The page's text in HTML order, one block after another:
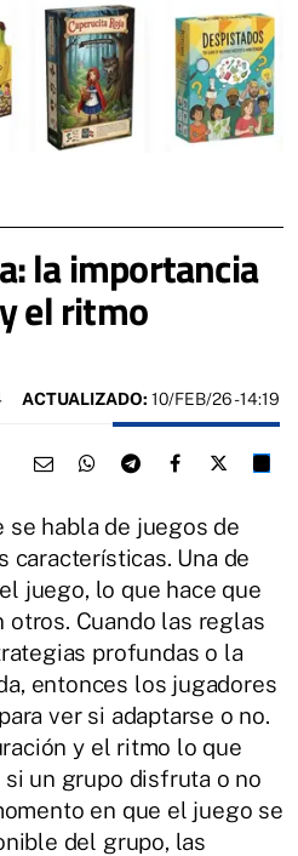
la importancia
el ritmo
ACTUALIZADO: 10/FEB/26 - 14:19
se habla de juegos de
características. Una de
juego, lo que hace que
otros. Cuando las reglas
profundas o la
entonces los jugadores
ver si adaptarse o no.
y el ritmo lo que
un grupo disfruta o no
en que el juego se
del grupo, las